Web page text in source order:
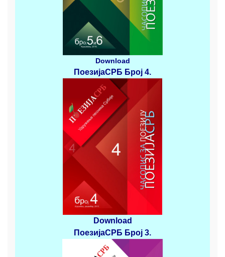
Download
ПоезијаСРБ Број 4.
Download
ПоезијаСРБ Број 3.